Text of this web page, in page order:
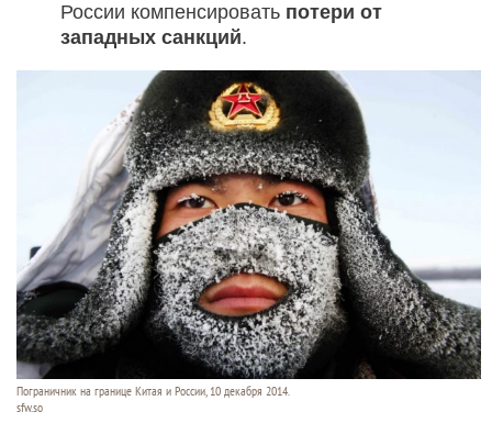
России компенсировать потери от
западных санкций.
Пограничник на границе Китая и России, 10 декабря 2014.
sfw.so